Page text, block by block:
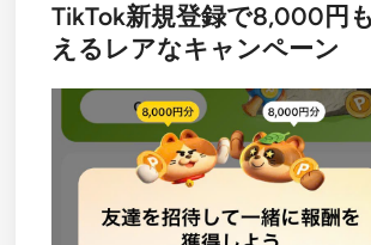
TikTok新規登録で8,000円
えるレアなキャンペーン